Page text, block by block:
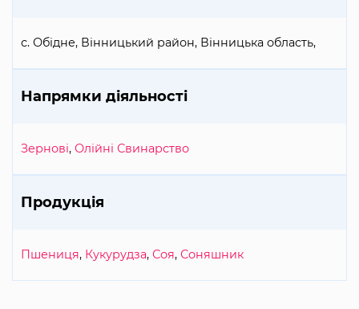
с. Обідне, Вінницький район, Вінницька область,
Напрямки діяльності
Зернові, Олійні Свинарство
Продукція
Пшениця, Кукурудза, Соя, Соняшник